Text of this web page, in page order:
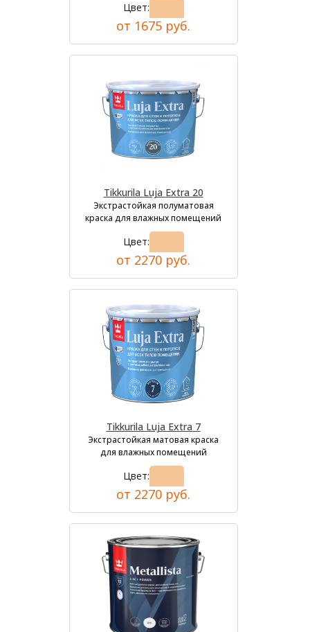
Цвет:
от 1675 руб.
Tikkurila Luja Extra 20
Экстрастойкая полуматовая
краска для влажных помещений
Цвет:
от 2270 руб.
Tikkurila Luja Extra 7
Экстрастойкая матовая краска
для влажных помещений
Цвет:
от 2270 руб.